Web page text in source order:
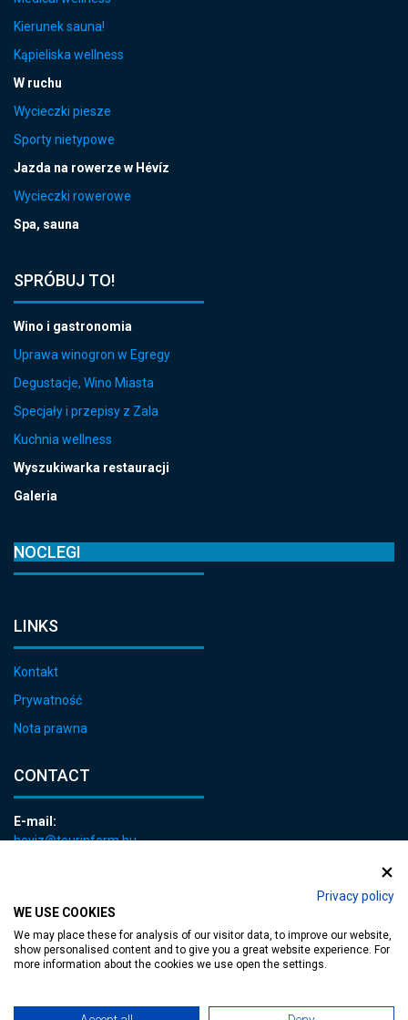
Privacy policy
WE USE COOKIES
We may place these for analysis of our visitor data, to improve our website,
show personalised content and to give you a great website experience. For
more information about the cookies we use open the settings.
Kierunek sauna!
Kąpieliska wellness
W ruchu
Wycieczki piesze
Sporty nietypowe
Jazda na rowerze w Hévíz
Wycieczki rowerowe
Spa, sauna
SPRÓBUJ TO!
Wino i gastronomia
Uprawa winogron w Egregy
Degustacje, Wino Miasta
Specjały i przepisy z Zala
Kuchnia wellness
Wyszukiwarka restauracji
Galeria
NOCLEGI
LINKS
Kontakt
Prywatność
Nota prawna
CONTACT
E-mail:
heviz@tourinform.hu
Accessible web page| Copyright © 2024 Municipality of Hévíz, Designed by